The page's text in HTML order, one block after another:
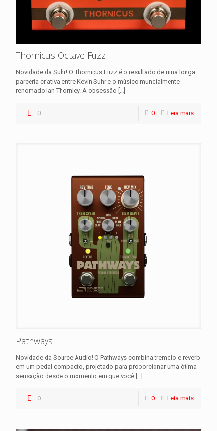
Thornicus Octave Fuzz
Novidade da Suhr! O Thornicus Fuzz é o resultado de uma longa
parceria criativa entre Kevin Suhr e o músico mundialmente
renomado Ian Thornley. A obsessão […]
0 0 Leia mais
Pathways
Novidade da Source Audio! O Pathways combina tremolo e reverb
em um pedal compacto, projetado para proporcionar uma ótima
sensação desde o momento em que você […]
0 0 Leia mais